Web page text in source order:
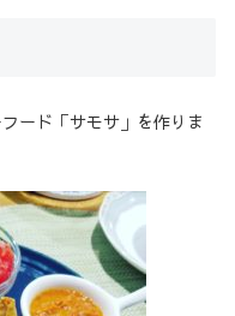
ード「サモサ」を作りま